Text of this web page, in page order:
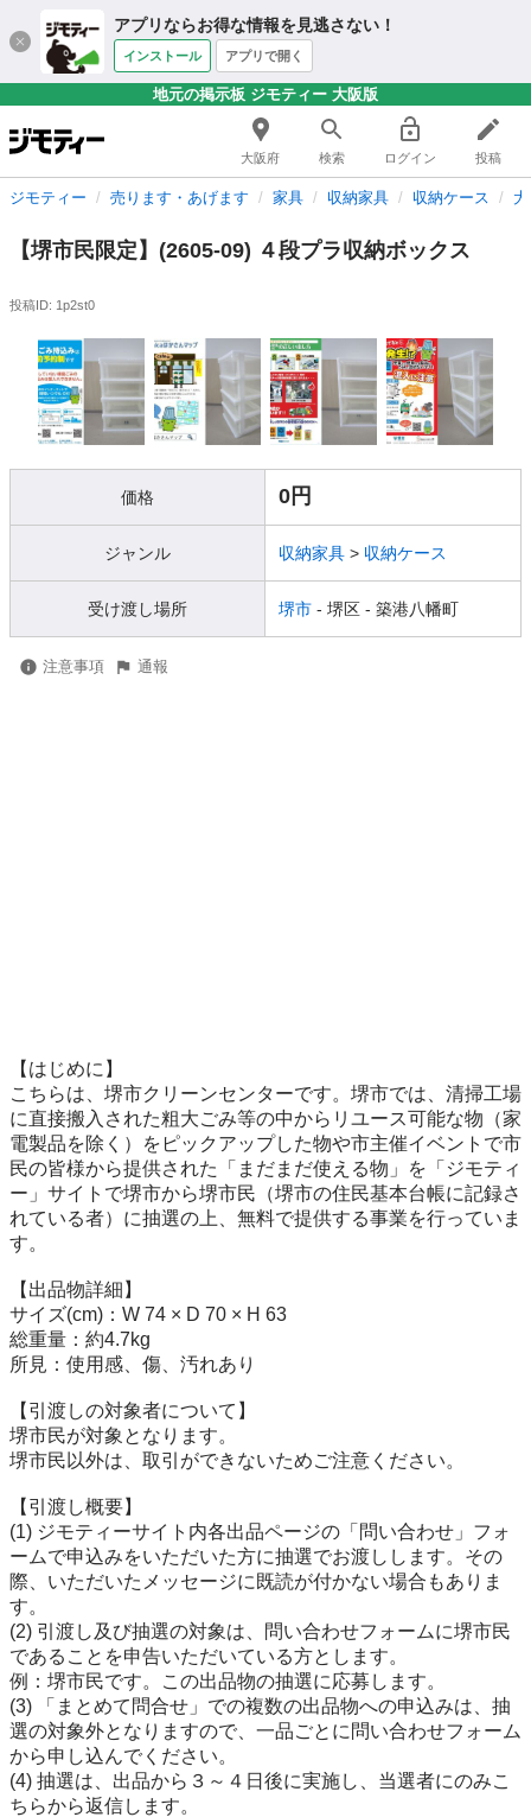
アプリならお得な情報を見逃さない！
インストール アプリで開く
地元の掲示板 ジモティー 大阪版
大阪府 検索 ログイン 投稿
ジモティー 売ります・あげます 家具 収納家具 収納ケース
【堺市民限定】(2605-09) ４段プラ収納ボックス
投稿ID: 1p2st0
価格 0円
ジャンル 収納家具 > 収納ケース
受け渡し場所 堺市 - 堺区 - 築港八幡町
注意事項 通報
【はじめに】
こちらは、堺市クリーンセンターです。堺市では、清掃工場
に直接搬入された粗大ごみ等の中からリユース可能な物（家
電製品を除く）をピックアップした物や市主催イベントで市
民の皆様から提供された「まだまだ使える物」を「ジモティ
ー」サイトで堺市から堺市民（堺市の住民基本台帳に記録さ
れている者）に抽選の上、無料で提供する事業を行っていま
す。
【出品物詳細】
サイズ(cm)：W 74 × D 70 × H 63
総重量：約4.7kg
所見：使用感、傷、汚れあり
【引渡しの対象者について】
堺市民が対象となります。
堺市民以外は、取引ができないためご注意ください。
【引渡し概要】
(1) ジモティーサイト内各出品ページの「問い合わせ」フォ
ームで申込みをいただいた方に抽選でお渡しします。その
際、いただいたメッセージに既読が付かない場合もありま
す。
(2) 引渡し及び抽選の対象は、問い合わせフォームに堺市民
であることを申告いただいている方とします。
例：堺市民です。この出品物の抽選に応募します。
(3) 「まとめて問合せ」での複数の出品物への申込みは、抽
選の対象外となりますので、一品ごとに問い合わせフォーム
から申し込んでください。
(4) 抽選は、出品から３～４日後に実施し、当選者にのみこ
ちらから返信します。